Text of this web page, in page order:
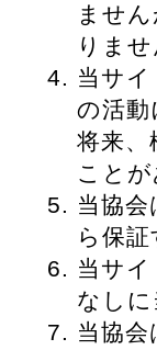
ませ
りませ
当サ
の活
将来、
ことが
当協
ら保
当サ
なし
当協